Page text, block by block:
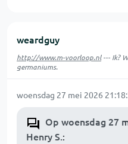
weardguy
http://www.m-voorloop.nl--- Ik?
germaniums.
woensdag 27 mei 2026
Op woensdag 27
Henry S.: